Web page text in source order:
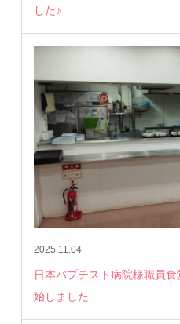
した♪
2025.11.04
日本バプテスト病院様職員
始しました